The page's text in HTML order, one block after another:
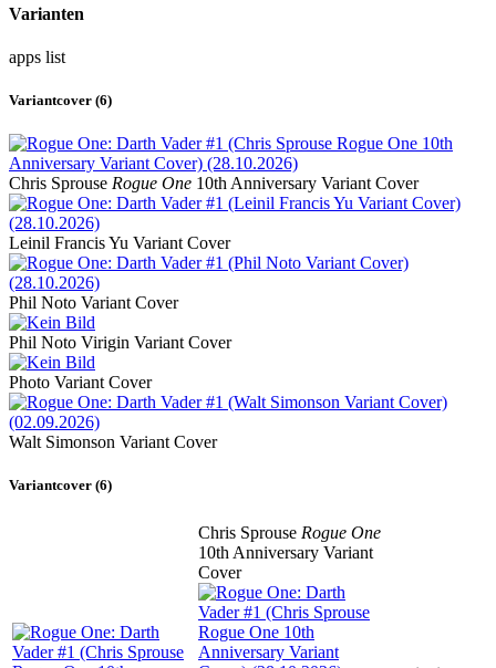
Varianten
apps list
Variantcover (6)
Chris Sprouse Rogue One 10th Anniversary Variant Cover
Leinil Francis Yu Variant Cover
Phil Noto Variant Cover
Phil Noto Virigin Variant Cover
Photo Variant Cover
Walt Simonson Variant Cover
Variantcover (6)
Chris Sprouse Rogue One
10th Anniversary Variant
Cover